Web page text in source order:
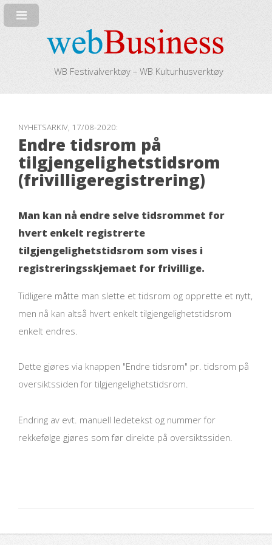
WB Festivalverktøy – WB Kulturhusverktøy
NYHETSARKIV, 17/08-2020:
Endre tidsrom på
tilgjengelighetstidsrom
(frivilligeregistrering)
Man kan nå endre selve tidsrommet for
hvert enkelt registrerte
tilgjengelighetstidsrom som vises i
registreringsskjemaet for frivillige.
Tidligere måtte man slette et tidsrom og opprette et nytt,
men nå kan altså hvert enkelt tilgjengelighetstidsrom
enkelt endres.
Dette gjøres via knappen "Endre tidsrom" pr. tidsrom på
oversiktssiden for tilgjengelighetstidsrom.
Endring av evt. manuell ledetekst og nummer for
rekkefølge gjøres som før direkte på oversiktssiden.